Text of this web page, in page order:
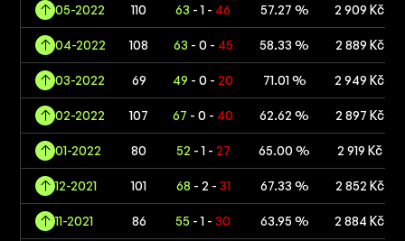
05-2022 110 63 - 1 - 46 57.27 % 2 909 Kč
04-2022 108 63 - 0 - 45 58.33 % 2 889 Kč
03-2022 69 49 - 0 -20 71.01 % 2 949 Kč
02-2022 107 67 - 0 - 40 62.62 % 2 897 Kč
01-2022 80 52 - 1 - 27 65.00 % 2 919 Kč
12-2021 101 68 - 2 - 31 67.33 % 2 852 Kč
11-2021 86 55 - 1 -30 63.95 % 2 884 Kč